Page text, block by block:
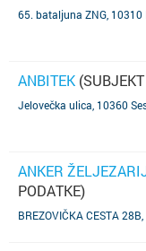
65. bataljuna ZNG, 10310
ANBITEK
Jelovečka ulica, 10360
ANKER
PODATKE)
BREZOVIČKA CESTA